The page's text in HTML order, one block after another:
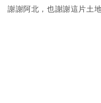
謝謝阿北，也謝謝這片土地